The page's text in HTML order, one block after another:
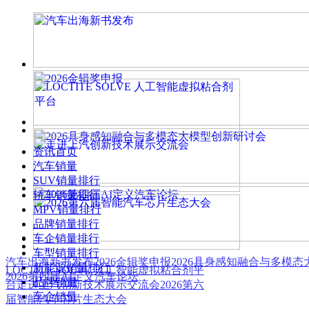
汽车出海新书发布2026金辑奖申报2026具身感知融合与多模态
2026第四届AI定义汽车论坛
LOCTITE SOLVE 人工智能虚拟粘合剂平
台走进上汽创新技术展示交流会2026第六
届智能汽车芯片生态大会
资讯首页
汽车销量
SUV销量排行
轿车销量排行
MPV销量排行
品牌销量排行
车企销量排行
车型销量排行
新能源销量排行
品牌销量
车企销量